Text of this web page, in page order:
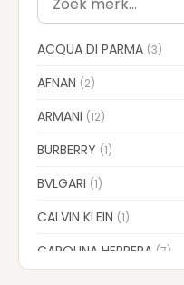
ACQUA DI PARMA (3)
AFNAN (2)
ARMANI (12)
BURBERRY (1)
BVLGARI (1)
CALVIN KLEIN (1)
CAROLINA HERRERA (7)